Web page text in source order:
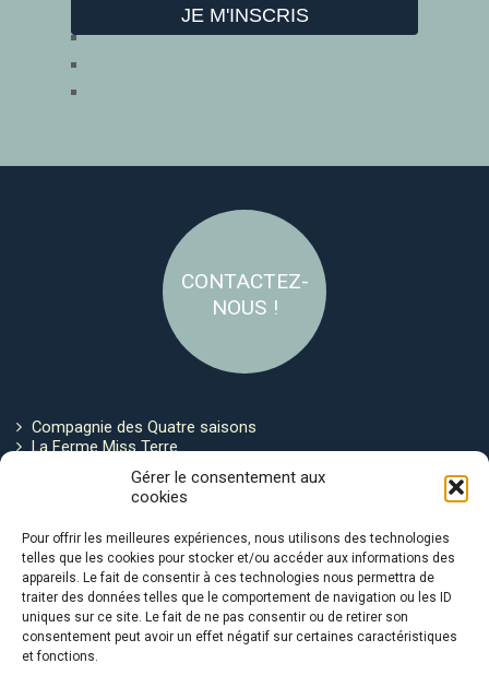
Gérer le consentement aux
cookies
Pour offrir les meilleures expériences, nous utilisons des technologies
telles que les cookies pour stocker et/ou accéder aux informations des
appareils. Le fait de consentir à ces technologies nous permettra de
traiter des données telles que le comportement de navigation ou les ID
uniques sur ce site. Le fait de ne pas consentir ou de retirer son
consentement peut avoir un effet négatif sur certaines caractéristiques
et fonctions.
CONTACTEZ-
NOUS !
Compagnie des Quatre saisons
La Ferme Miss Terre
Politique de cookies